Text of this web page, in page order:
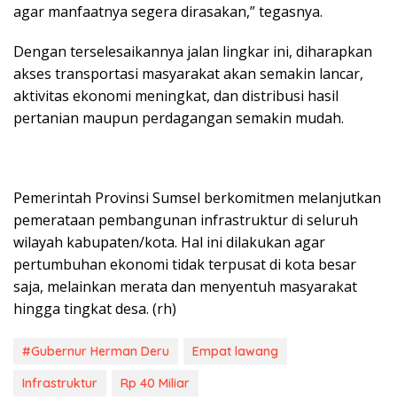
agar manfaatnya segera dirasakan,” tegasnya.
Dengan terselesaikannya jalan lingkar ini, diharapkan
akses transportasi masyarakat akan semakin lancar,
aktivitas ekonomi meningkat, dan distribusi hasil
pertanian maupun perdagangan semakin mudah.
Pemerintah Provinsi Sumsel berkomitmen melanjutkan
pemerataan pembangunan infrastruktur di seluruh
wilayah kabupaten/kota. Hal ini dilakukan agar
pertumbuhan ekonomi tidak terpusat di kota besar
saja, melainkan merata dan menyentuh masyarakat
hingga tingkat desa. (rh)
#Gubernur Herman Deru
Empat lawang
Infrastruktur
Rp 40 Miliar